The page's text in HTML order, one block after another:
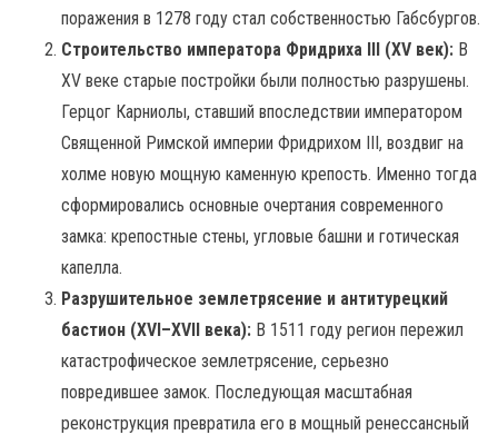
поражения в 1278 году стал собственностью Габсбургов.
Строительство императора Фридриха III (XV век): В
XV веке старые постройки были полностью разрушены.
Герцог Карниолы, ставший впоследствии императором
Священной Римской империи Фридрихом III, воздвиг на
холме новую мощную каменную крепость. Именно тогда
сформировались основные очертания современного
замка: крепостные стены, угловые башни и готическая
капелла.
Разрушительное землетрясение и антитурецкий
бастион (XVI–XVII века): В 1511 году регион пережил
катастрофическое землетрясение, серьезно
повредившее замок. Последующая масштабная
реконструкция превратила его в мощный ренессансный